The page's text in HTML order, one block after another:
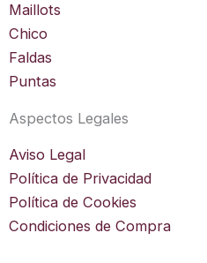
Maillots
Chico
Faldas
Puntas
Aspectos Legales
Aviso Legal
Política de Privacidad
Política de Cookies
Condiciones de Compra